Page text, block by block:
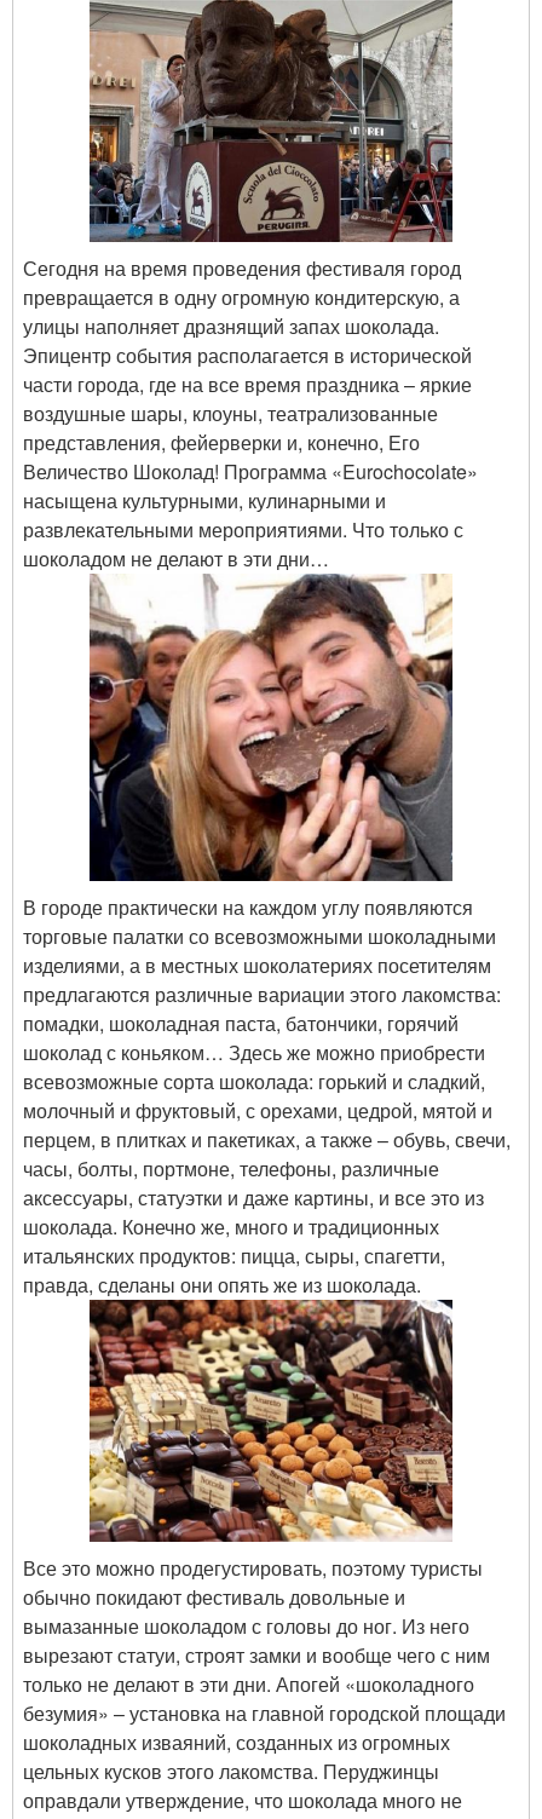
Сегодня на время проведения фестиваля город
превращается в одну огромную кондитерскую, а
улицы наполняет дразнящий запах шоколада.
Эпицентр события располагается в исторической
части города, где на все время праздника – яркие
воздушные шары, клоуны, театрализованные
представления, фейерверки и, конечно, Его
Величество Шоколад! Программа «Eurochocolate»
насыщена культурными, кулинарными и
развлекательными мероприятиями. Что только с
шоколадом не делают в эти дни…
В городе практически на каждом углу появляются
торговые палатки со всевозможными шоколадными
изделиями, а в местных шоколатериях посетителям
предлагаются различные вариации этого лакомства:
помадки, шоколадная паста, батончики, горячий
шоколад с коньяком… Здесь же можно приобрести
всевозможные сорта шоколада: горький и сладкий,
молочный и фруктовый, с орехами, цедрой, мятой и
перцем, в плитках и пакетиках, а также – обувь, свечи,
часы, болты, портмоне, телефоны, различные
аксессуары, статуэтки и даже картины, и все это из
шоколада. Конечно же, много и традиционных
итальянских продуктов: пицца, сыры, спагетти,
правда, сделаны они опять же из шоколада.
Все это можно продегустировать, поэтому туристы
обычно покидают фестиваль довольные и
вымазанные шоколадом с головы до ног. Из него
вырезают статуи, строят замки и вообще чего с ним
только не делают в эти дни. Апогей «шоколадного
безумия» – установка на главной городской площади
шоколадных изваяний, созданных из огромных
цельных кусков этого лакомства. Перуджинцы
оправдали утверждение, что шоколада много не